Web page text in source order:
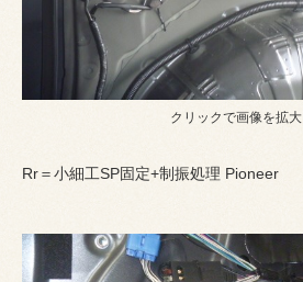
クリックで画像を拡大
Rr＝小細工SP固定+制振処理 Pioneer